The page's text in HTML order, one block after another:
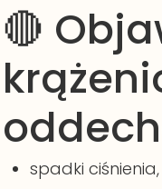
🔴
spadki